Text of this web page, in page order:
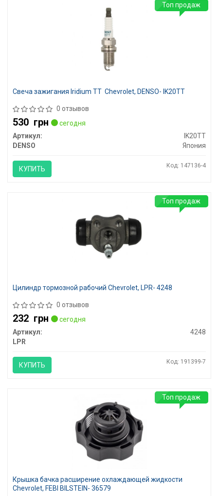
Свеча зажигания Iridium TT Chevrolet, DENSO- IK20TT
0 отзывов
530 грн
сегодня
Артикул:
IK20TT
DENSO
Япония
КУПИТЬ Код: 147136-4
Топ продаж
Цилиндр тормозной рабочий Chevrolet, LPR- 4248
0 отзывов
232 грн
сегодня
Артикул:
4248
LPR
КУПИТЬ Код: 191399-7
Топ продаж
Крышка бачка расширение охлаждающей жидкости
Chevrolet, FEBI BILSTEIN- 36579
Топ продаж